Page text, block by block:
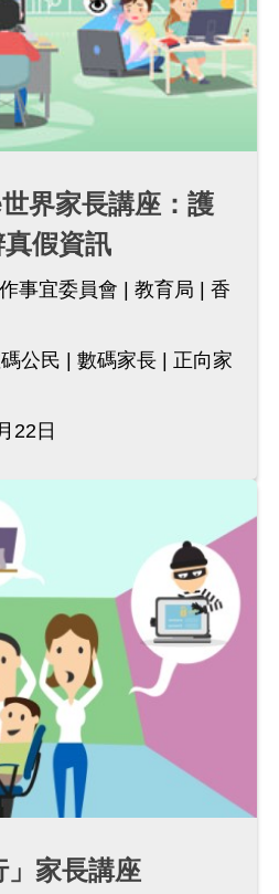
界家長講座：護
假資訊
事宜委員會 教育局
香
公民 數碼家長
正向家
22日
」家長講座